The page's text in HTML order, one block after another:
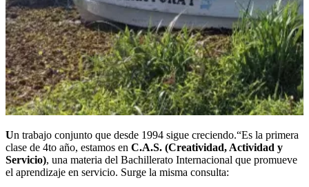
Un trabajo conjunto que desde 1994 sigue creciendo.“Es la primera
clase de 4to año, estamos en C.A.S. (Creatividad, Actividad y
Servicio), una materia del Bachillerato Internacional que promueve
el aprendizaje en servicio. Surge la misma consulta: